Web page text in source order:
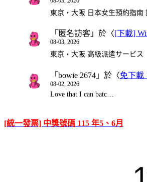
東京・大阪 日本女生預約指南
「 匿名訪客 」於〈[下載]
08-03, 2026
東京・大阪 高級派遣サービ
「 bowie 2674 」於〈免下載
08-02, 2026
Love that I can batc…
[統一發票] 中獎號碼 115 年5、6月